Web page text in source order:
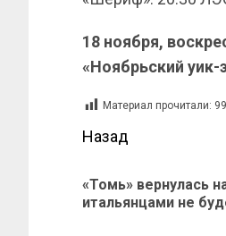
18 ноября,
«Ноябрьский
Материал прочитали: 99
Назад
«Томь» вернулась
итальянцами не